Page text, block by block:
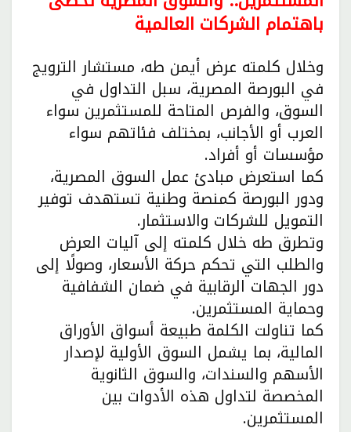
باهتمام الشركات العالمية
وخلال كلمته عرض أيمن طه، مستشار الترويج
في البورصة المصرية، سبل التداول في
السوق، والفرص المتاحة للمستثمرين سواء
العرب أو الأجانب، بمختلف فئاتهم سواء
مؤسسات أو أفراد.
كما استعرض مبادئ عمل السوق المصرية،
ودور البورصة كمنصة وطنية تستهدف توفير
التمويل للشركات والاستثمار.
وتطرق طه خلال كلمته إلى آليات العرض
والطلب التي تحكم حركة الأسعار، وصولًا إلى
دور الجهات الرقابية في ضمان الشفافية
وحماية المستثمرين.
كما تناولت الكلمة طبيعة أسواق الأوراق
المالية، بما يشمل السوق الأولية لإصدار
الأسهم والسندات، والسوق الثانوية
المخصصة لتداول هذه الأدوات بين
المستثمرين.